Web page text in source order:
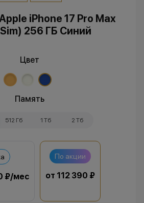
iPhone 17 Pro Max
256 ГБ Синий
Цвет
Память
512 Гб 1 Тб 2 Тб
₽/мес
По акции
от 112 390 ₽